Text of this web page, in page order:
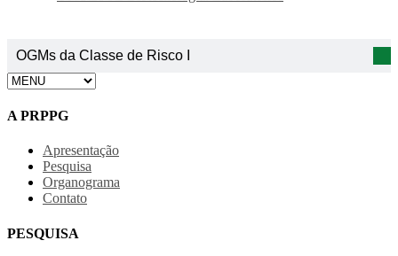
OGMs da Classe de Risco I
A PRPPG
Apresentação
Pesquisa
Organograma
Contato
PESQUISA